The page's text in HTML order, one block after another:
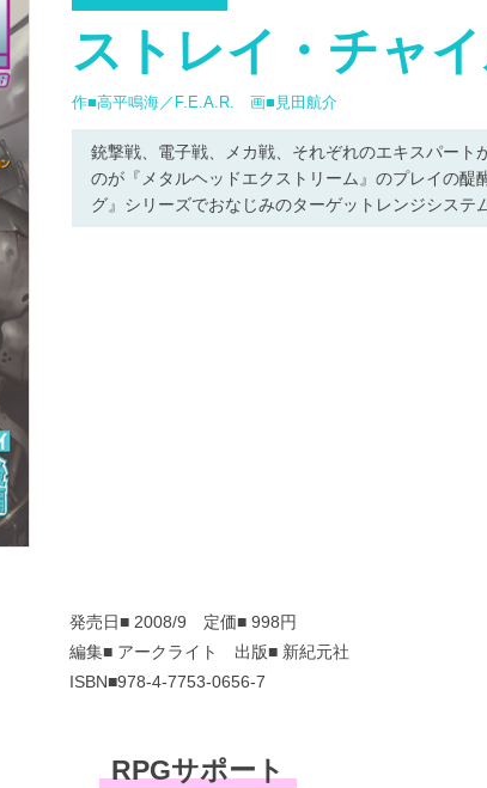
ストレイ・チャ
作■高平鳴海／F.E.A.R. 画■見田航介
銃撃戦、電子戦、メカ戦、それぞれのエキスパート
のが『メタルヘッドエクストリーム』のプレイの醍
グ』シリーズでおなじみのターゲットレンジシステ
発売日■ 2008/9 定価■ 998円
編集■ アークライト 出版■ 新紀元社
ISBN■978-4-7753-0656-7
RPGサポート